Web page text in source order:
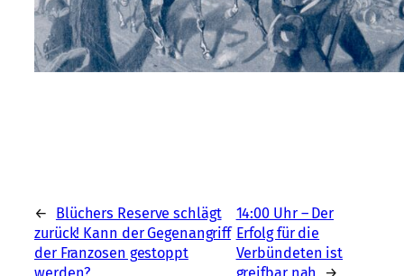
←
Blüchers Reserve schlägt
zurück! Kann der Gegenangriff
der Franzosen gestoppt
14:00 Uhr – Der
Erfolg für die
Verbündeten ist